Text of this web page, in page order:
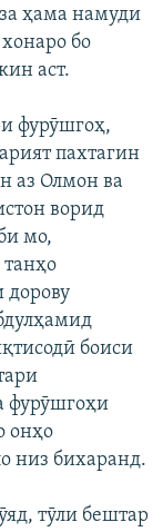
ҳама намуди
бо
аст.
фурӯшгоҳ,
пахтагин
аз Олмон ва
ворид
мо,
дорову
боиси
фурӯшгоҳи
онҳо
низ бихаранд.
тӯли бештар